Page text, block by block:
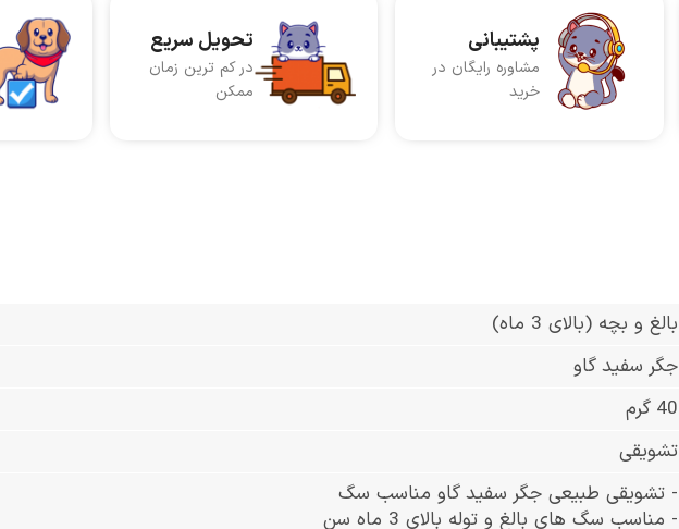
پشتیبانی
مشاوره رایگان در
خرید
تحویل سریع
در کم ترین زمان
ممکن
بالغ و بچه (بالای 3 ماه)
جگر سفید گاو
40 گرم
تشویقی
- تشویقی طبیعی جگر سفید گاو مناسب سگ
- مناسب سگ های بالغ و توله بالای 3 ماه سن